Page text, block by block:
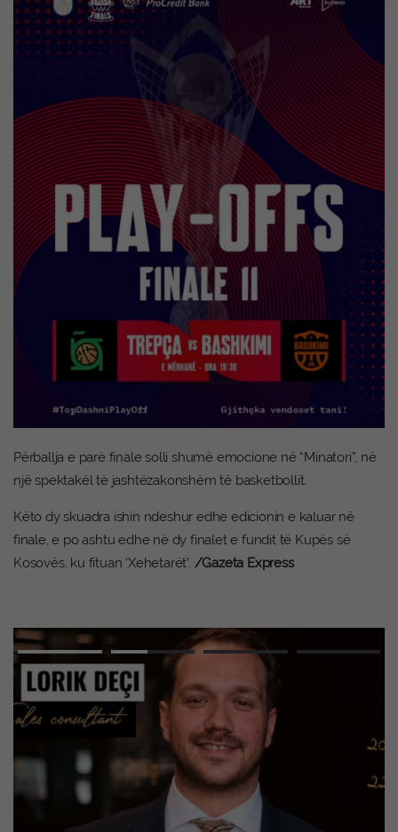
Përballja e parë finale solli shumë emocione në “Minatori”, në
një spektakël të jashtëzakonshëm të basketbollit.
Këto dy skuadra ishin ndeshur edhe edicionin e kaluar në
finale, e po ashtu edhe në dy finalet e fundit të Kupës së
Kosovës, ku fituan ‘Xehetarët’.‍ /Gazeta Express